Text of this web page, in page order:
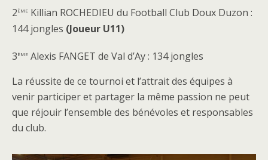
2ème Killian ROCHEDIEU du Football Club Doux Duzon :
144 jongles (Joueur U11)
3ème Alexis FANGET de Val d’Ay : 134 jongles
La réussite de ce tournoi et l’attrait des équipes à
venir participer et partager la même passion ne peut
que réjouir l’ensemble des bénévoles et responsables
du club.